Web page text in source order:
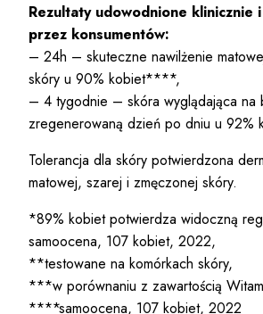
Rezultaty udowodnione klinicznie
przez konsumentów:
– 24h – skuteczne nawilżenie
skóry u 90% kobiet****,
– 4 tygodnie – skóra wyglądająca na
zregenerowaną dzień po dniu u
Tolerancja dla skóry potwierdzona
matowej, szarej i zmęczonej skóry.
*89% kobiet potwierdza widoczną
samoocena, 107 kobiet, 2022,
**testowane na komórkach skóry,
***w porównaniu z zawartością
****samoocena, 107 kobiet, 2022